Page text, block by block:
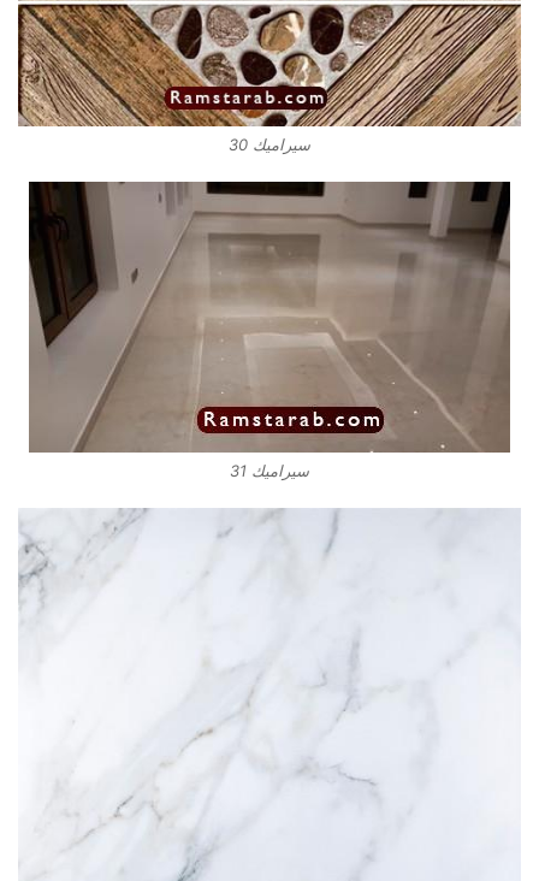
سيراميك 30
سيراميك 31